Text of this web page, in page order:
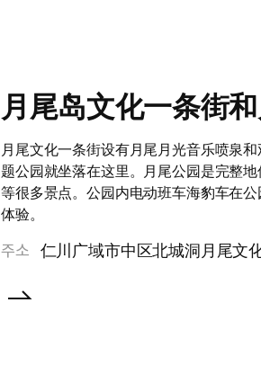
月尾岛文化一条街
月尾文化一条街设有月尾月光音乐喷泉
题公园就坐落在这里。月尾公园是完整
等很多景点。公园内电动班车海豹车在
体验。
주소 仁川广域市中区北城洞月尾文